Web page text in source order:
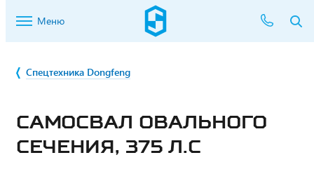
Меню
Спецтехника Dongfeng
САМОСВАЛ ОВАЛЬНОГО
СЕЧЕНИЯ, 375 Л.С